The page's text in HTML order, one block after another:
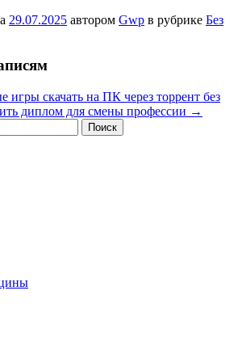
29.07.2025 автором Gwp в рубрике Без
игры скачать на ПК через торрент без
диплом для смены профессии →